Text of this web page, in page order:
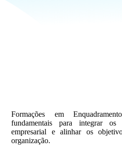
Formações em
fundamentais para integrar os
empresarial e alinhar os
organização.